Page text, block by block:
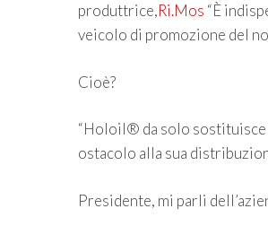
produttrice,Ri.Mos “È
veicolo di promozione del
Cioè?
“Holoil® da solo sostituisce
ostacolo alla sua
Presidente, mi parli